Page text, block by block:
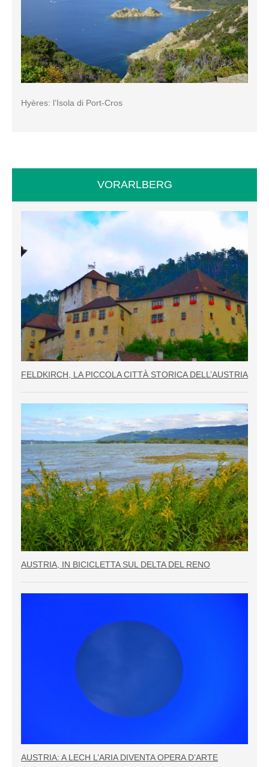
Hyères: l’Isola di Port-Cros
VORARLBERG
FELDKIRCH, LA PICCOLA CITTÀ STORICA DELL’AUSTRIA
AUSTRIA, IN BICICLETTA SUL DELTA DEL RENO
AUSTRIA: A LECH L’ARIA DIVENTA OPERA D’ARTE